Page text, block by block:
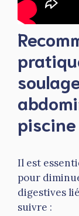
piscine
Il est
pour
digestives
suivre :